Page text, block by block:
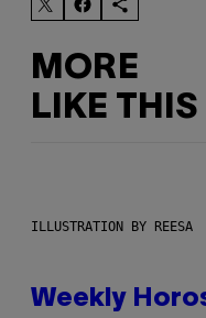
MORE
LIKE THIS
ILLUSTRATION BY REESA
Weekly